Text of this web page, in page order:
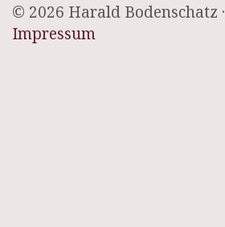
© 2026 Harald Bodenschatz ·
Impressum